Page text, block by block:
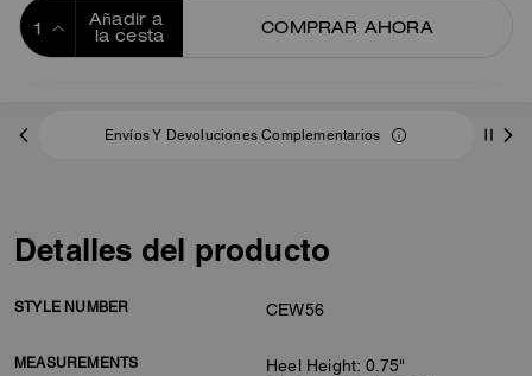
Añadir a
la cesta
COMPRAR AHORA
Envíos Y Devoluciones Complementarios
Detalles del producto
STYLE NUMBER CEW56
MEASUREMENTS
Heel Height: 0.75"